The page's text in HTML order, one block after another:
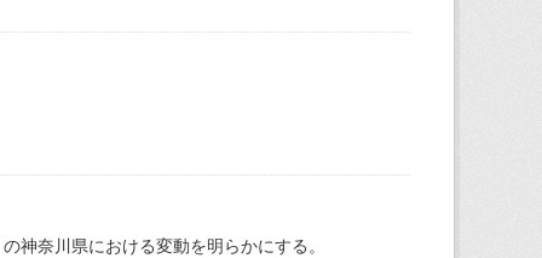
神奈川県における変動を明らかにする。